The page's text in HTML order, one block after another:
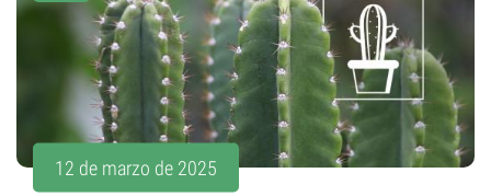
12 de marzo de 2025